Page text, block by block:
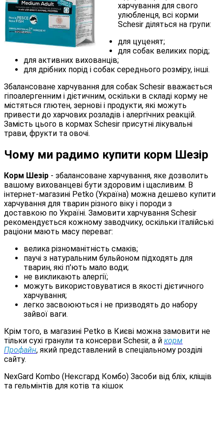
харчування для свого
улюбленця, всі корми
Schesir діляться на групи:
для цуценят;
для собак великих порід;
для активних вихованців;
для дрібних порід і собак середнього розміру, інші.
Збалансоване харчування для собак Schesir вважається
гіпоалергенним і дієтичним, оскільки в складі корму не
містяться глютен, зернові і продукти, які можуть
привести до харчових розладів і алергічних реакцій.
Замість цього в кормах Schesir присутні лікувальні
трави, фрукти та овочі.
Чому ми радимо купити корм Шезір
Корм Шезір - збалансоване харчування, яке дозволить
вашому вихованцеві бути здоровим і щасливим. В
інтернет-магазині Petko (Україна) можна дешево купити
харчування для тварин різного віку і породи з
доставкою по Україні. Замовити харчування Schesir
рекомендується кожному заводчику, оскільки італійські
раціони мають масу переваг:
велика різноманітність смаків;
паучі з натуральним бульйоном підходять для
тварин, які п'ють мало води;
не викликають алергії;
можуть використовуватися в якості дієтичного
харчування;
легко засвоюються і не призводять до набору
зайвої ваги.
Крім того, в магазині Petko в Києві можна замовити не
тільки сухі гранули та консерви Schesir, а й корм
Профайн, який представлений в спеціальному розділі
сайту.
NexGard Kombo (Нексгард Комбо) Засоби від бліх, кліщів
та гельмінтів для котів та кішок